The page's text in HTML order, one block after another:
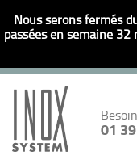
Nous serons fermés
passées en semaine
01